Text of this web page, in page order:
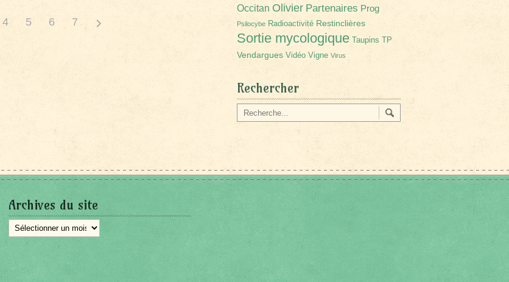
4 5 6 7
Occitan Olivier Partenaires Prog
Psilocybe Radioactivité Restinclières
Sortie mycologique Taupins TP
Vendargues Vidéo Vigne Virus
Rechercher
Archives du site
Archives
du